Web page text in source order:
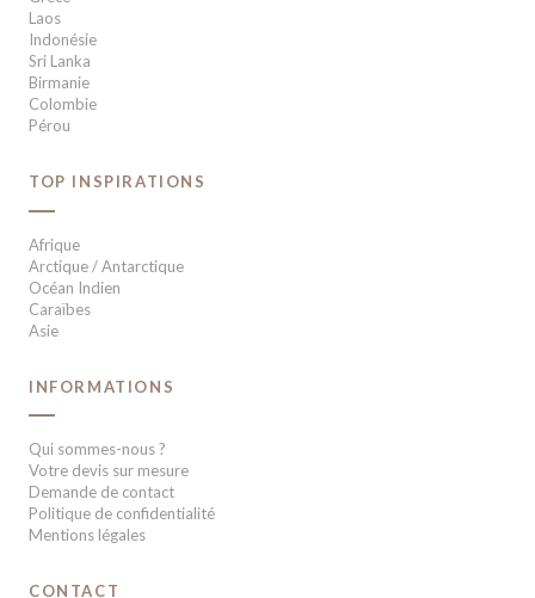
Laos
Indonésie
Sri Lanka
Birmanie
Colombie
Pérou
TOP INSPIRATIONS
Afrique
Arctique / Antarctique
Océan Indien
Caraïbes
Asie
INFORMATIONS
Qui sommes-nous ?
Votre devis sur mesure
Demande de contact
Politique de confidentialité
Mentions légales
CONTACT